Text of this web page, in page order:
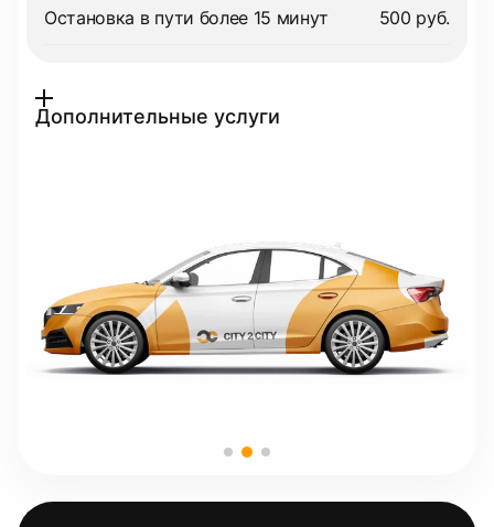
Остановка в пути более 15 минут 500 руб.
Дополнительные услуги